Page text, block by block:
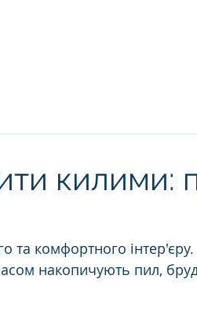
килими:
та комфортного
накопичують пил,